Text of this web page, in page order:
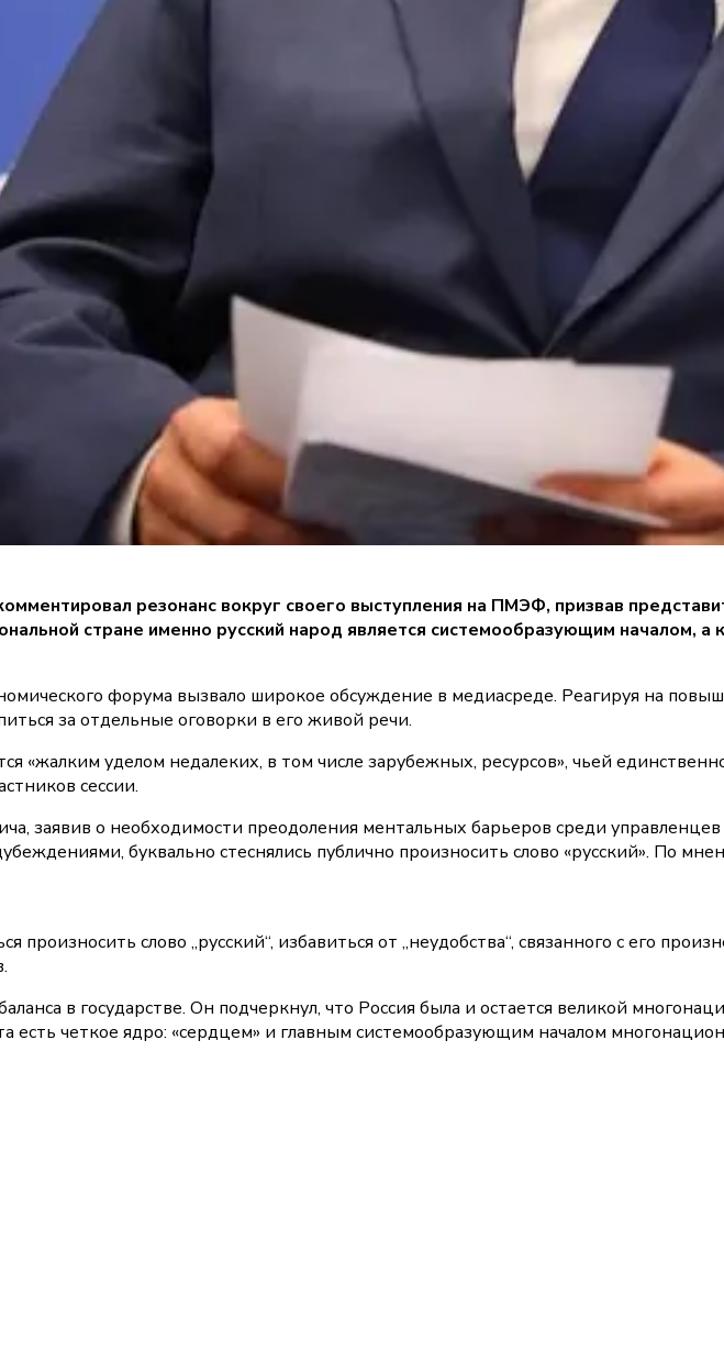
резонанс вокруг своего выступления на ПМЭФ, призвав
стране именно русский народ является системообразующим началом,
форума вызвало широкое обсуждение в медиасреде. Реагируя на
за отдельные оговорки в его живой речи.
«жалким уделом недалеких, в том числе зарубежных, ресурсов», чьей
сессии.
заявив о необходимости преодоления ментальных барьеров среди
буквально стеснялись публично произносить слово «русский». По
слово „русский“, избавиться от „неудобства“, связанного с его
в государстве. Он подчеркнул, что Россия была и остается великой
четкое ядро: «сердцем» и главным системообразующим началом